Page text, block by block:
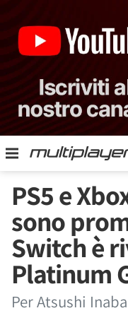
PS5 e
sono
Switch è
Platinum
Per Atsushi